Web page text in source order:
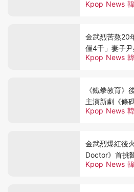
Kpop News
惹鼻酸
Kpop News
金武烈苦熬20
僅4千」妻子
Kpop News
《鐵拳教育》
主演新劇《條
Kpop News
金武烈爆紅後
Doctor》首挑
童